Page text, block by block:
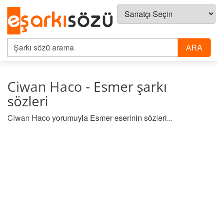
Ciwan Haco - Esmer şarkı
sözleri
Ciwan Haco yorumuyla Esmer eserinin sözleri...